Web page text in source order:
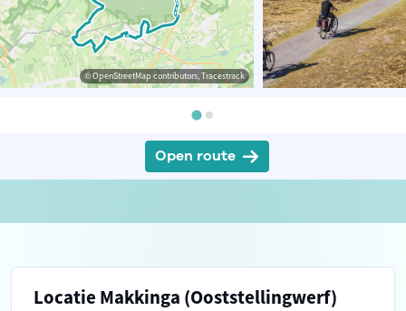
© OpenStreetMap contributors, Tracestrack
Open route
Locatie Makkinga (Ooststellingwerf)